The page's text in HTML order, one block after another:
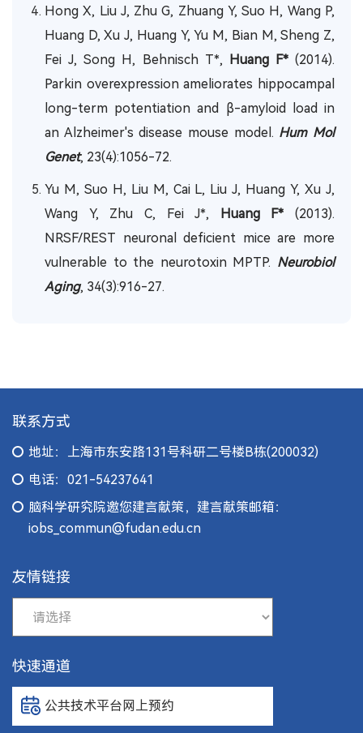
Hong X, Liu J, Zhu G, Zhuang Y, Suo H, Wang P,
Huang D, Xu J, Huang Y, Yu M, Bian M, Sheng Z,
Fei J, Song H, Behnisch T*,
Huang F*(2014).
Parkin overexpression ameliorates hippocampal
long-term potentiation and β-amyloid load in
an Alzheimer's disease mouse model. Hum Mol
Genet, 23(4):1056-72.
Yu M, Suo H, Liu M, Cai L, Liu J, Huang Y, Xu J,
Wang Y, Zhu C, Fei J*,
Huang F* (2013).
NRSF/REST neuronal deficient mice are more
vulnerable to the neurotoxin MPTP. Neurobiol
Aging, 34(3):916-27.
联系方式
地址：上海市东安路131号科研二号楼B栋(200032)
电话：021-54237641
脑科学研究院邀您建言献策，建言献策邮箱：
iobs_commun@fudan.edu.cn
友情链接
快速通道
公共技术平台网上预约